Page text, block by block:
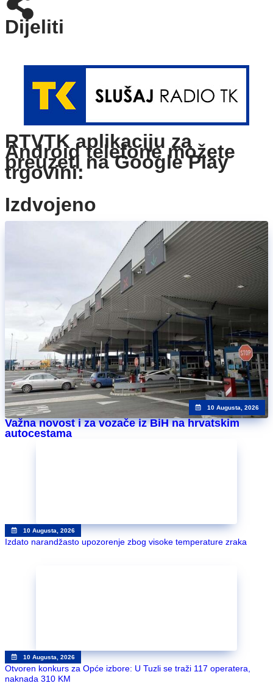
Dijeliti
RTVTK aplikaciju za
Android telefone možete
preuzeti na Google Play
trgovini:
Izdvojeno
10 Augusta, 2026
Važna novost i za vozače iz BiH na hrvatskim
autocestama
10 Augusta, 2026
Izdato narandžasto upozorenje zbog visoke temperature zraka
10 Augusta, 2026
Otvoren konkurs za Opće izbore: U Tuzli se traži 117 operatera,
naknada 310 KM